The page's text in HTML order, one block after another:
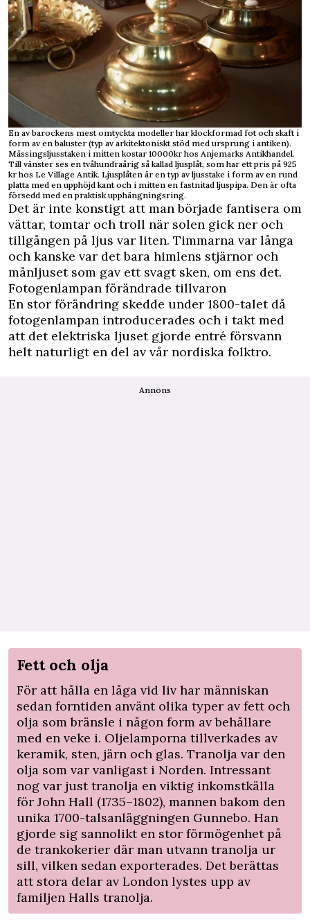
En av barockens mest omtyckta modeller har klockformad fot och skaft i
form av en baluster (typ av arkitektoniskt stöd med ursprung i antiken).
Mässingsljusstaken i mitten kostar 10000kr hos Anjemarks Antikhandel.
Till vänster ses en tvåhundraårig så kallad ljusplåt, som har ett pris på 925
kr hos Le Village Antik. Ljusplåten är en typ av ljusstake i form av en rund
platta med en upphöjd kant och i mitten en fastnitad ljuspipa. Den är ofta
försedd med en praktisk upphängningsring.
Det är inte konstigt att man började fantisera om
vättar, tomtar och troll när solen gick ner och
tillgången på ljus var liten. Timmarna var långa
och kanske var det bara himlens stjärnor och
månljuset som gav ett svagt sken, om ens det.
Fotogenlampan förändrade tillvaron
En stor förändring skedde under 1800-talet då
fotogenlampan introducerades och i takt med
att det elektriska ljuset gjorde entré försvann
helt naturligt en del av vår nordiska folktro.
Annons
Fett och olja
För att hålla en låga vid liv har människan
sedan forntiden använt olika typer av fett och
olja som bränsle i någon form av behållare
med en veke i. Oljelamporna tillverkades av
keramik, sten, järn och glas. Tranolja var den
olja som var vanligast i Norden. Intressant
nog var just tranolja en viktig inkomstkälla
för John Hall (1735–1802), mannen bakom den
unika 1700-talsanläggningen Gunnebo. Han
gjorde sig sannolikt en stor förmögenhet på
de trankokerier där man utvann tranolja ur
sill, vilken sedan exporterades. Det berättas
att stora delar av London lystes upp av
familjen Halls tranolja.